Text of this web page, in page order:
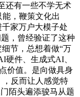
还有一些不学无术
，鞭策文化出
家万户大模子处
，曾经验证了这种
节，总想着做“万
硬件、生成式AI、
价值。是向做具身
反而让人感觉特
陌头遍添骏马从题